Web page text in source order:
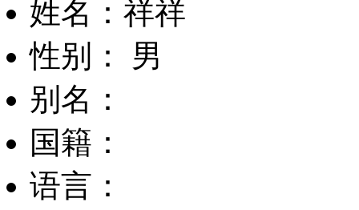
姓名：祥祥
性别： 男
别名：
国籍：
语言：